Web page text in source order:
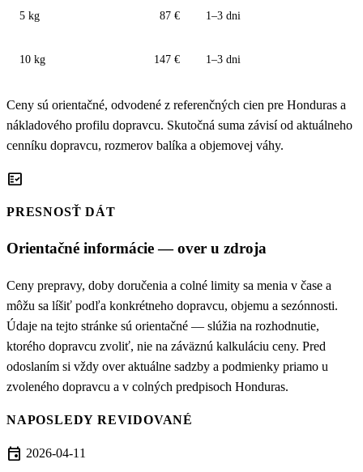
5 kg 87 € 1–3 dni
10 kg 147 € 1–3 dni
Ceny sú orientačné, odvodené z referenčných cien pre Honduras a
nákladového profilu dopravcu. Skutočná suma závisí od aktuálneho
cenníku dopravcu, rozmerov balíka a objemovej váhy.
fact_check
PRESNOSŤ DÁT
Orientačné informácie — over u zdroja
Ceny prepravy, doby doručenia a colné limity sa menia v čase a
môžu sa líšiť podľa konkrétneho dopravcu, objemu a sezónnosti.
Údaje na tejto stránke sú orientačné — slúžia na rozhodnutie,
ktorého dopravcu zvoliť, nie na záväznú kalkuláciu ceny. Pred
odoslaním si vždy over aktuálne sadzby a podmienky priamo u
zvoleného dopravcu a v colných predpisoch Honduras.
NAPOSLEDY REVIDOVANÉ
event 2026-04-11